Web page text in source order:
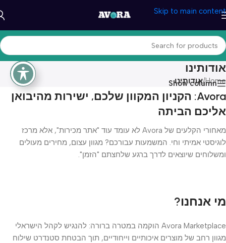
Skip to main content
אודותינו
Home
/אודותינו
Show column
Avora: הקניון המקוון שלכם, ישירות מהיבואן
אליכם הביתה
מאחורי הקלעים של Avora לא עומד עוד "אתר מכירות", אלא מרכז
לוגיסטי אמיתי וחי. המשמעות עבורכם? מגוון עצום, מחירים מעולים
ומשלוחים שיוצאים לדרך ברגע שלחצתם "הזמן".
מי אנחנו?
Avora Marketplace הוקמה במטרה ברורה: להנגיש לקהל הישראלי
מגוון רחב של מוצרים איכותיים וייחודיים, תוך הבטחת סטנדרט שילוח